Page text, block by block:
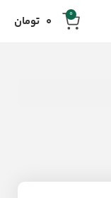
0
0 تومان